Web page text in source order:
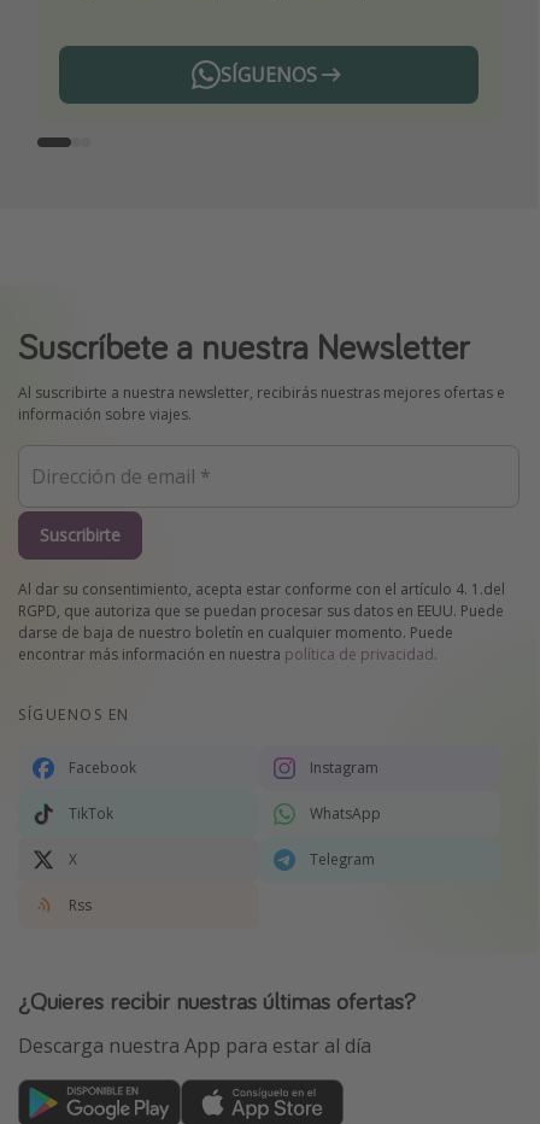
SÍGUENOS
Telegram
Suscríbete a nuestra Newsletter
Al suscribirte a nuestra newsletter, recibirás nuestras mejores ofertas e
información sobre viajes.
Suscribirte
Al dar su consentimiento, acepta estar conforme con el artículo 4. 1.del
RGPD, que autoriza que se puedan procesar sus datos en EEUU. Puede
darse de baja de nuestro boletín en cualquier momento. Puede
encontrar más información en nuestra política de privacidad.
SÍGUENOS EN
Facebook Instagram
TikTok WhatsApp
X Telegram
Rss
¿Quieres recibir nuestras últimas ofertas?
Descarga nuestra App para estar al día